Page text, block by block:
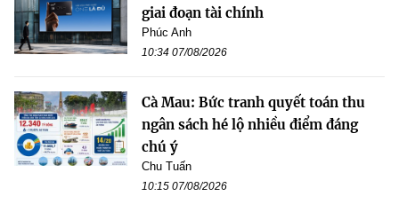
giai đoạn tài chính
Phúc Anh
10:34 07/08/2026
Cà Mau: Bức tranh quyết toán thu
ngân sách hé lộ nhiều điểm đáng
chú ý
Chu Tuấn
10:15 07/08/2026